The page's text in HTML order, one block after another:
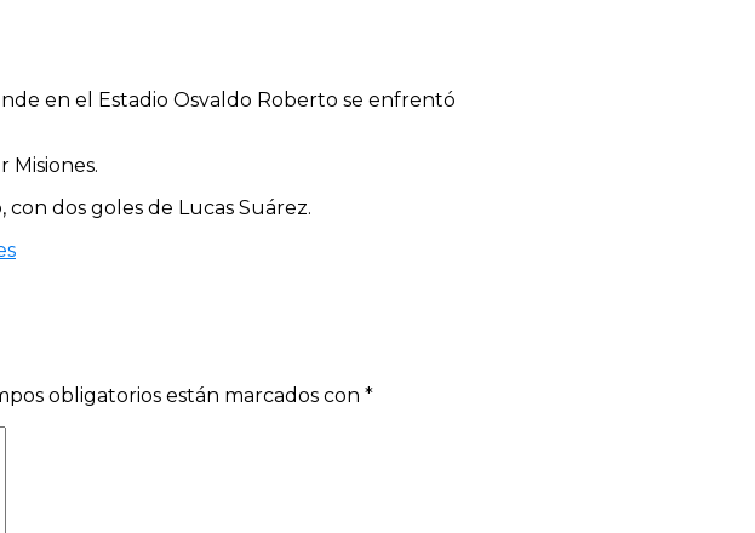
en el Estadio Osvaldo Roberto se enfrentó
Misiones.
dos goles de Lucas Suárez.
obligatorios están marcados con *